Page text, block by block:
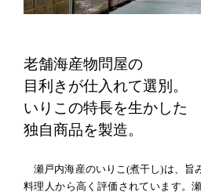
老舗海産物問屋の
目利きが仕入れて選別。
いりこの特長を生かした
独自商品を製造。
瀬戸内海産のいりこ(煮干し)は、旨
料理人から高く評価されています。